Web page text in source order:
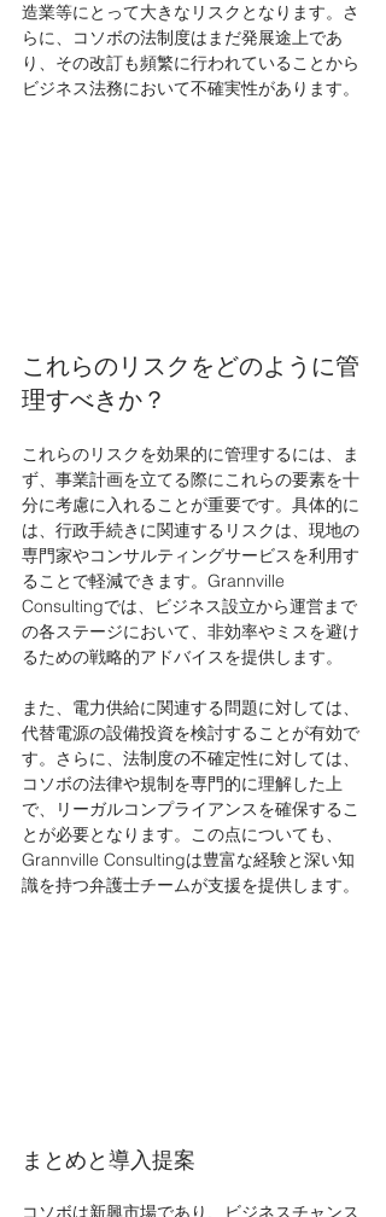
造業等にとって大きなリスクとなります。さ
らに、コソボの法制度はまだ発展途上であ
り、その改訂も頻繁に行われていることから
ビジネス法務において不確実性があります。
これらのリスクをどのように管
理すべきか？
これらのリスクを効果的に管理するには、ま
ず、事業計画を立てる際にこれらの要素を十
分に考慮に入れることが重要です。具体的に
は、行政手続きに関連するリスクは、現地の
専門家やコンサルティングサービスを利用す
ることで軽減できます。Grannville
Consultingでは、ビジネス設立から運営まで
の各ステージにおいて、非効率やミスを避け
るための戦略的アドバイスを提供します。
また、電力供給に関連する問題に対しては、
代替電源の設備投資を検討することが有効で
す。さらに、法制度の不確定性に対しては、
コソボの法律や規制を専門的に理解した上
で、リーガルコンプライアンスを確保するこ
とが必要となります。この点についても、
Grannville Consultingは豊富な経験と深い知
識を持つ弁護士チームが支援を提供します。
まとめと導入提案
コソボは新興市場であり、ビジネスチャンス